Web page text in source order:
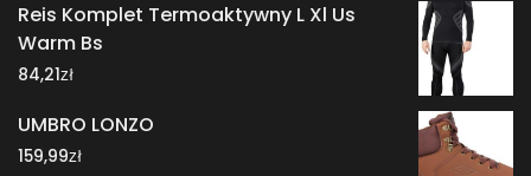
Reis Komplet Termoaktywny L Xl Us
Warm Bs
84,21zł
UMBRO LONZO
159,99zł